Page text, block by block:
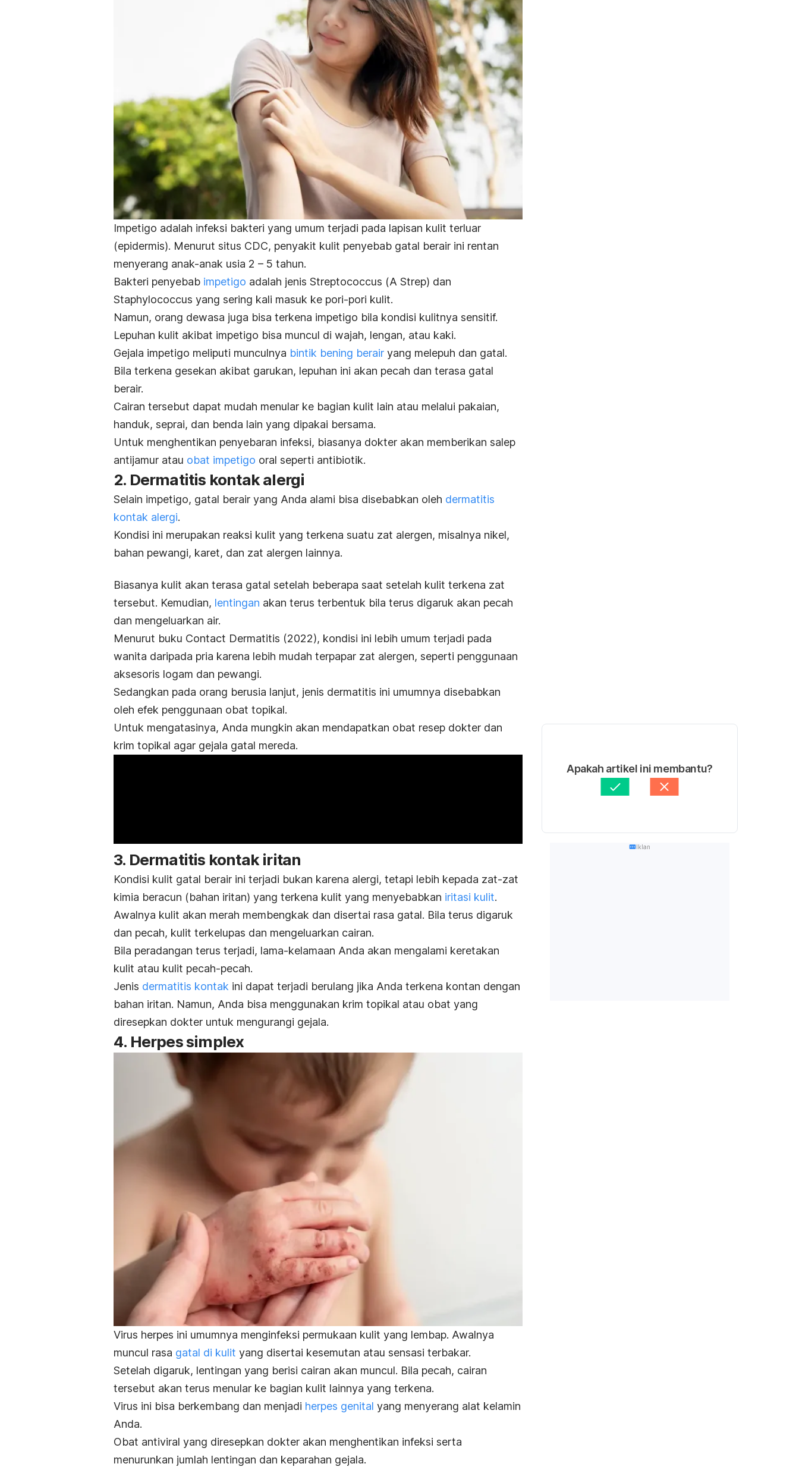
Impetigo adalah infeksi bakteri yang umum terjadi pada lapisan kulit terluar
(epidermis). Menurut situs CDC, penyakit kulit penyebab gatal berair ini rentan
menyerang anak-anak usia 2 – 5 tahun.
Bakteri penyebab impetigo adalah jenis Streptococcus (A Strep) dan
Staphylococcus yang sering kali masuk ke pori-pori kulit.
Namun, orang dewasa juga bisa terkena impetigo bila kondisi kulitnya sensitif.
Lepuhan kulit akibat impetigo bisa muncul di wajah, lengan, atau kaki.
Gejala impetigo meliputi munculnya bintik bening berair yang melepuh dan gatal.
Bila terkena gesekan akibat garukan, lepuhan ini akan pecah dan terasa gatal
berair.
Cairan tersebut dapat mudah menular ke bagian kulit lain atau melalui pakaian,
handuk, seprai, dan benda lain yang dipakai bersama.
Untuk menghentikan penyebaran infeksi, biasanya dokter akan memberikan salep
antijamur atau obat impetigo oral seperti antibiotik.
2. Dermatitis kontak alergi
Selain impetigo, gatal berair yang Anda alami bisa disebabkan oleh dermatitis
kontak alergi.
Kondisi ini merupakan reaksi kulit yang terkena suatu zat alergen, misalnya nikel,
bahan pewangi, karet, dan zat alergen lainnya.
Biasanya kulit akan terasa gatal setelah beberapa saat setelah kulit terkena zat
tersebut. Kemudian, lentingan akan terus terbentuk bila terus digaruk akan pecah
dan mengeluarkan air.
Menurut buku Contact Dermatitis (2022), kondisi ini lebih umum terjadi pada
wanita daripada pria karena lebih mudah terpapar zat alergen, seperti penggunaan
aksesoris logam dan pewangi.
Sedangkan pada orang berusia lanjut, jenis dermatitis ini umumnya disebabkan
oleh efek penggunaan obat topikal.
Untuk mengatasinya, Anda mungkin akan mendapatkan obat resep dokter dan
krim topikal agar gejala gatal mereda.
3. Dermatitis kontak iritan
Kondisi kulit gatal berair ini terjadi bukan karena alergi, tetapi lebih kepada zat-zat
kimia beracun (bahan iritan) yang terkena kulit yang menyebabkan iritasi kulit.
Awalnya kulit akan merah membengkak dan disertai rasa gatal. Bila terus digaruk
dan pecah, kulit terkelupas dan mengeluarkan cairan.
Bila peradangan terus terjadi, lama-kelamaan Anda akan mengalami keretakan
kulit atau kulit pecah-pecah.
Jenis dermatitis kontak ini dapat terjadi berulang jika Anda terkena kontan dengan
bahan iritan. Namun, Anda bisa menggunakan krim topikal atau obat yang
diresepkan dokter untuk mengurangi gejala.
4. Herpes simplex
Virus herpes ini umumnya menginfeksi permukaan kulit yang lembap. Awalnya
muncul rasa gatal di kulit yang disertai kesemutan atau sensasi terbakar.
Setelah digaruk, lentingan yang berisi cairan akan muncul. Bila pecah, cairan
tersebut akan terus menular ke bagian kulit lainnya yang terkena.
Virus ini bisa berkembang dan menjadi herpes genital yang menyerang alat kelamin
Anda.
Obat antiviral yang diresepkan dokter akan menghentikan infeksi serta
menurunkan jumlah lentingan dan keparahan gejala.
Apakah artikel ini membantu?
Iklan